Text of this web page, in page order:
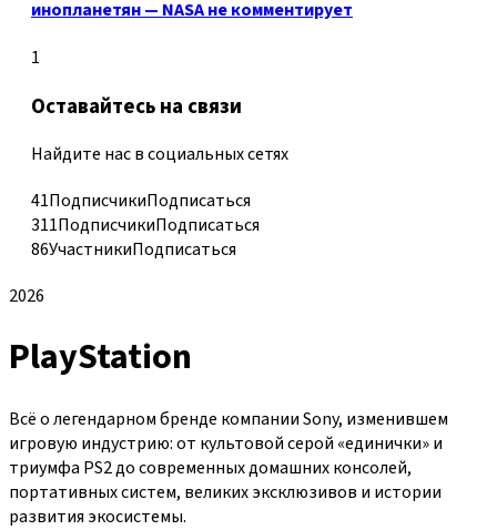
инопланетян — NASA не комментирует
1
Оставайтесь на связи
Найдите нас в социальных сетях
41ПодписчикиПодписаться
311ПодписчикиПодписаться
86УчастникиПодписаться
2026
PlayStation
Всё о легендарном бренде компании Sony, изменившем
игровую индустрию: от культовой серой «единички» и
триумфа PS2 до современных домашних консолей,
портативных систем, великих эксклюзивов и истории
развития экосистемы.